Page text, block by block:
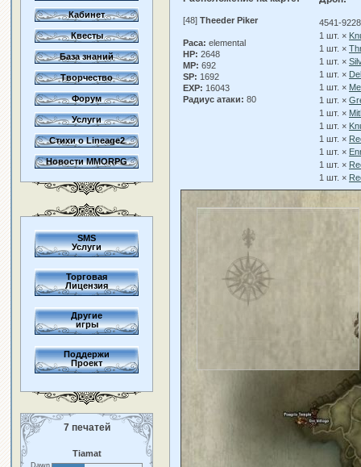
Кабинет
Квесты
База знаний
Творчество
Форум
Услуги
Стихи о Lineage2
Новости MMORPG
SMS
Услуги
Торговая
Лицензия
Другие
игры
Поддержи
Проект
7 печатей
Tiamat
Dawn
[48] Theeder Piker
Раса: elemental
HP: 2648
MP: 692
SP: 1692
EXP: 16043
Радиус атаки: 80
4541-
1 шт. ×
1 шт. ×
1 шт. ×
1 шт. ×
1 шт. ×
1 шт. ×
1 шт. ×
1 шт. ×
1 шт. ×
1 шт. ×
1 шт. ×
1 шт. ×